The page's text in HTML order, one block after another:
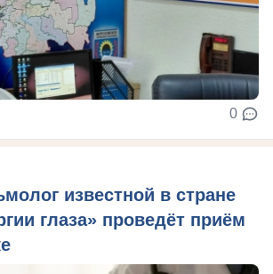
0
известной в стране
глаза» проведёт приём